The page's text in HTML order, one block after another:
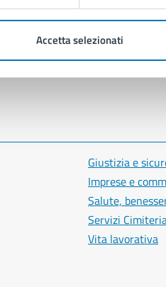
Accetta selezionati
Giustizia e
Imprese e
Salute,
Servizi
Vita lavorativa